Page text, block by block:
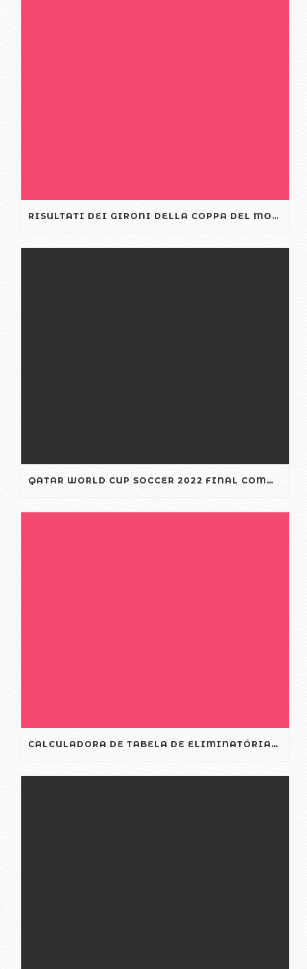
RISULTATI DEI GIRONI DELLA COPPA DEL MONDO FIFA ARGENTINA CROAZIA
QATAR WORLD CUP SOCCER 2022 FINAL COMMENTARY
CALCULADORA DE TABELA DE ELIMINATÓRIAS DA COPA DO MUNDO FIFA 2022